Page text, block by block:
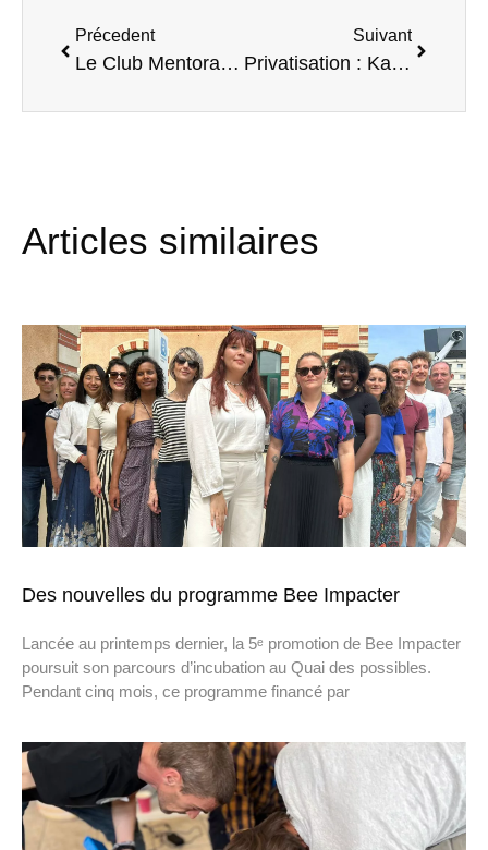
Précedent
Le Club Mentorat, les experts au service des entrepreneurs !
Suivant
Privatisation : Kantar Media au Quai des possibles
Articles similaires
Des nouvelles du programme Bee Impacter
Lancée au printemps dernier, la 5ᵉ promotion de Bee Impacter
poursuit son parcours d’incubation au Quai des possibles.
Pendant cinq mois, ce programme financé par